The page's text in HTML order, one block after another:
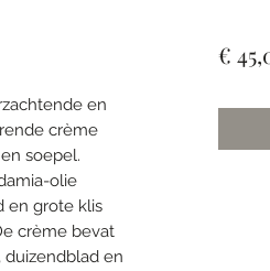
en
crème
soepel.
olie
en grote klis
crème bevat
en
€